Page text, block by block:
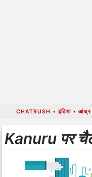
CHATRUSH •इंडिया• आंध्र
Kanuru पर